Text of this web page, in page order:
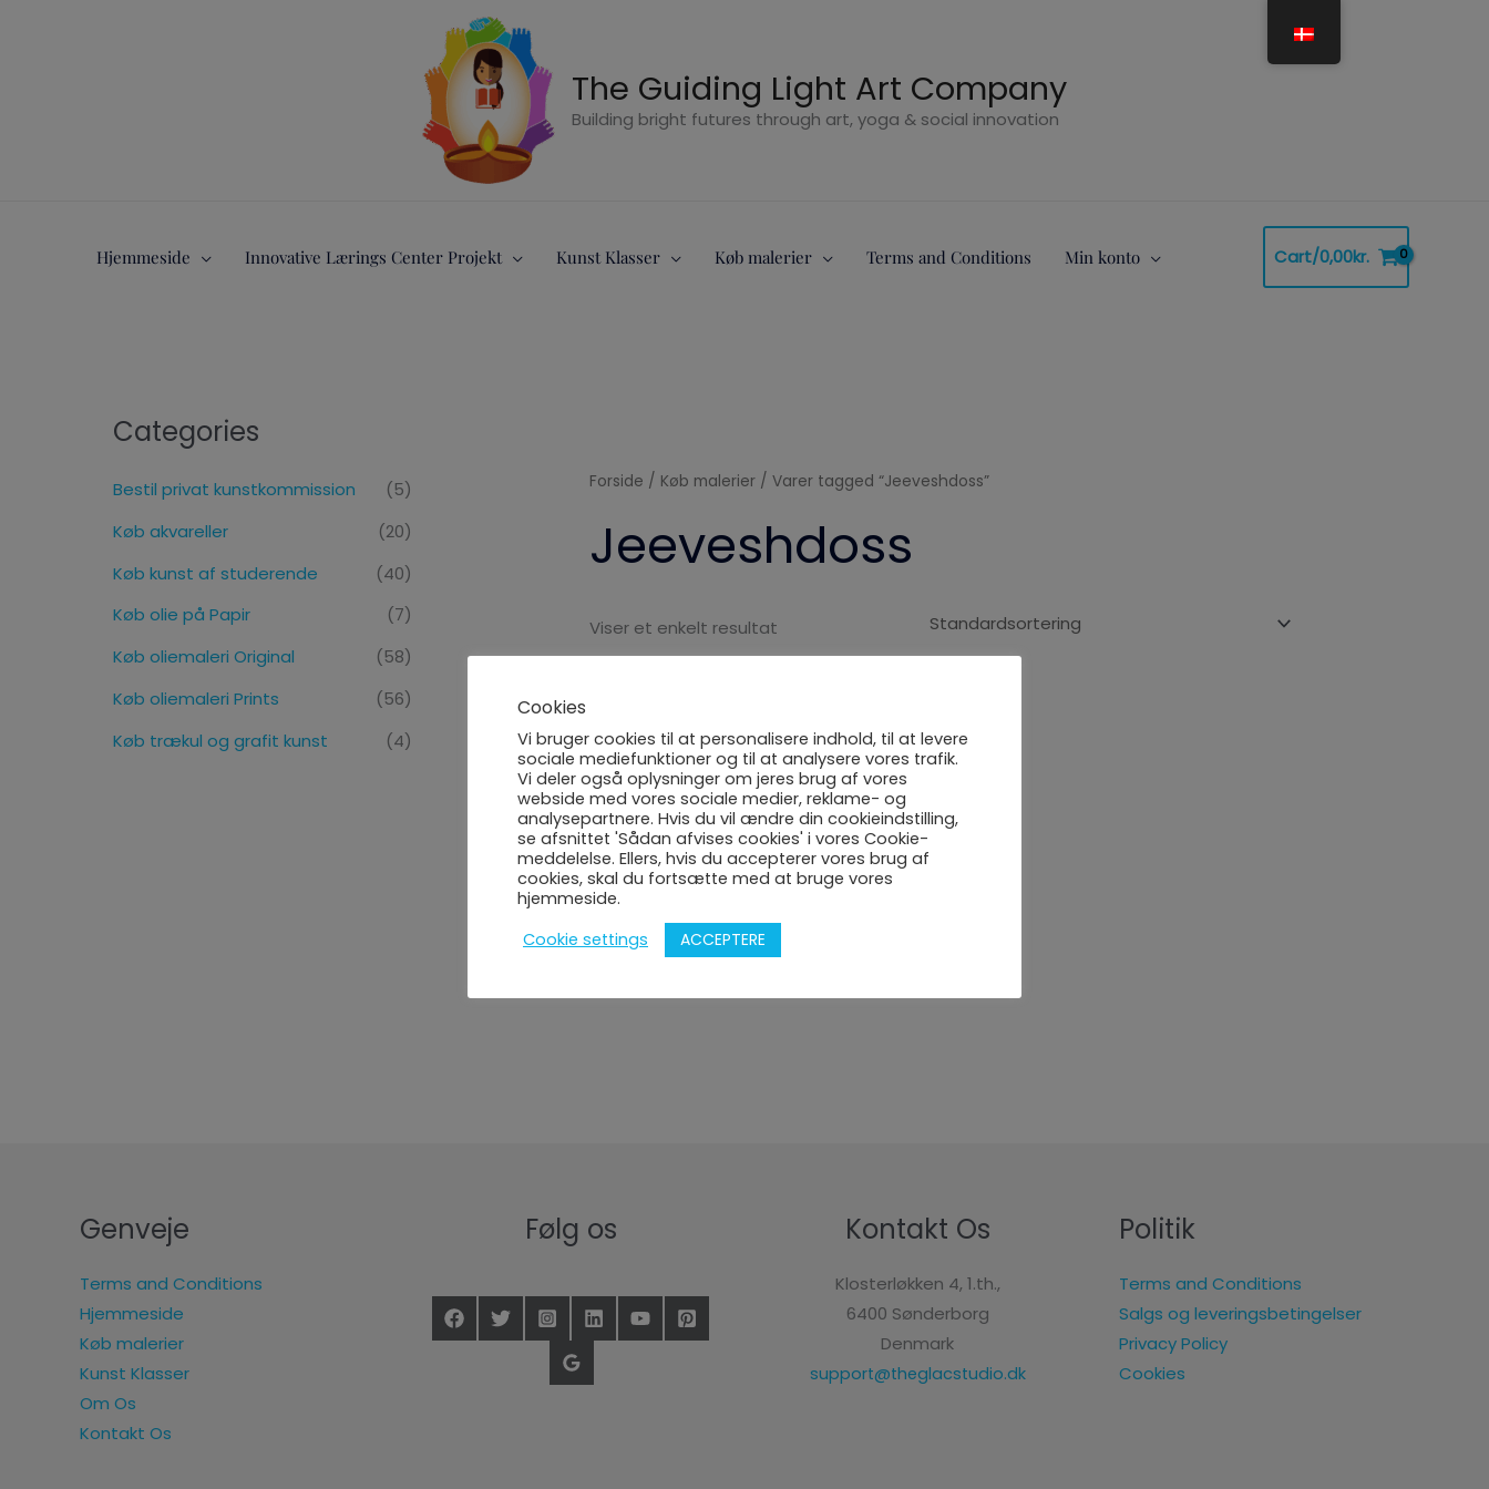
The Guiding Light Art Company
Building bright futures through art, yoga & social innovation
Hjemmeside Innovative Lærings Center Projekt Kunst Klasser Køb malerier Terms and Conditions Min konto Cart/0,00kr.
Categories
Bestil privat kunstkommission
(5)
Køb akvareller
(20)
Køb kunst af studerende
(40)
Køb olie på Papir
(7)
Køb oliemaleri Original
(58)
Køb oliemaleri Prints
(56)
Køb trækul og grafit kunst
(4)
Forside / Køb malerier / Varer tagged “Jeeveshdoss”
Jeeveshdoss
Viser et enkelt resultat
Skak af Jeevesh (8 år)
Genveje
Terms and Conditions
Hjemmeside
Køb malerier
Kunst Klasser
Om Os
Kontakt Os
Følg os Kontakt Os
Klosterløkken 4, 1.th.,
6400 Sønderborg
Denmark
support@theglacstudio.dk
Politik
Terms and Conditions
Salgs og leveringsbetingelser
Privacy Policy
Cookies
Cookies
Vi bruger cookies til at personalisere indhold, til at levere
sociale mediefunktioner og til at analysere vores trafik.
Vi deler også oplysninger om jeres brug af vores
webside med vores sociale medier, reklame- og
analysepartnere. Hvis du vil ændre din cookieindstilling,
se afsnittet 'Sådan afvises cookies' i vores Cookie-
meddelelse. Ellers, hvis du accepterer vores brug af
cookies, skal du fortsætte med at bruge vores
hjemmeside.
Cookie settings
ACCEPTERE